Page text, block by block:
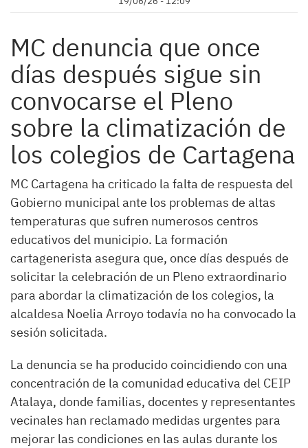
MC denuncia que once
días después sigue sin
convocarse el Pleno
sobre la climatización de
los colegios de Cartagena
MC Cartagena ha criticado la falta de respuesta del
Gobierno municipal ante los problemas de altas
temperaturas que sufren numerosos centros
educativos del municipio. La formación
cartagenerista asegura que, once días después de
solicitar la celebración de un Pleno extraordinario
para abordar la climatización de los colegios, la
alcaldesa Noelia Arroyo todavía no ha convocado la
sesión solicitada.
La denuncia se ha producido coincidiendo con una
concentración de la comunidad educativa del CEIP
Atalaya, donde familias, docentes y representantes
vecinales han reclamado medidas urgentes para
mejorar las condiciones en las aulas durante los